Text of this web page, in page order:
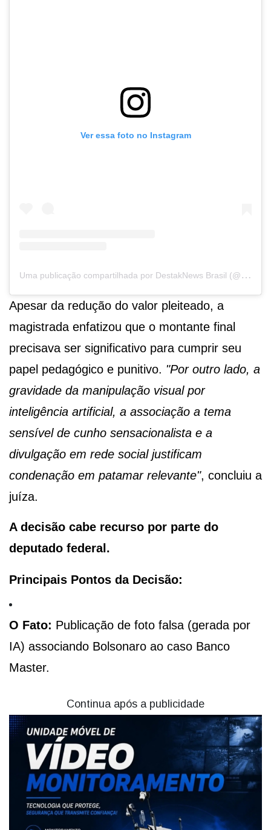
Ver essa foto no Instagram
U
ma publicação compartilhada por DestakNews Brasil (@destaknewsbrasiloficial)
Apesar da redução do valor pleiteado, a
magistrada enfatizou que o montante final
precisava ser significativo para cumprir seu
papel pedagógico e punitivo. "Por outro lado, a
gravidade da manipulação visual por
inteligência artificial, a associação a tema
sensível de cunho sensacionalista e a
divulgação em rede social justificam
condenação em patamar relevante", concluiu a
juíza.
A decisão cabe recurso por parte do
deputado federal.
Principais Pontos da Decisão:
O Fato: Publicação de foto falsa (gerada por
IA) associando Bolsonaro ao caso Banco
Master.
Continua após a publicidade